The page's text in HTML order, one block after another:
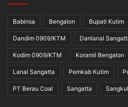
Babinsa Bengalon Bupati Kutim
Dandim 0909/KTM Danlanal
Kodim 0909/KTM Koramil Bengalon
Lanal Sangatta Pemkab Kutim
PT Berau Coal Sangatta